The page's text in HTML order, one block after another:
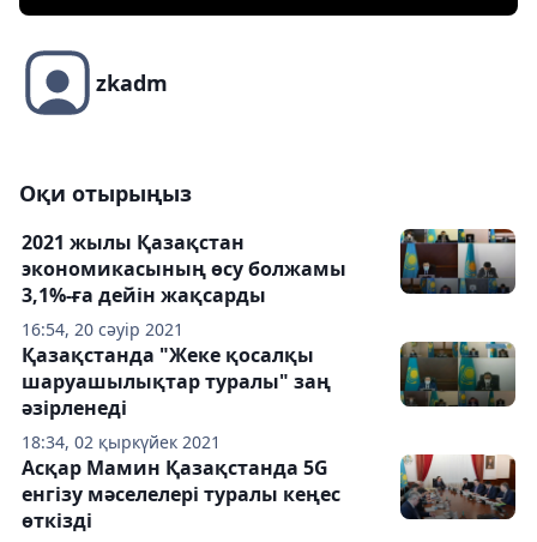
zkadm
Оқи отырыңыз
16:54, 20 сәуір 2021
2021 жылы Қазақстан
экономикасының өсу болжамы
3,1%-ға дейін жақсарды
18:34, 02 қыркүйек 2021
Қазақстанда "Жеке қосалқы
шаруашылықтар туралы" заң
әзірленеді
Асқар Мамин Қазақстанда 5G
енгізу мәселелері туралы кеңес
өткізді